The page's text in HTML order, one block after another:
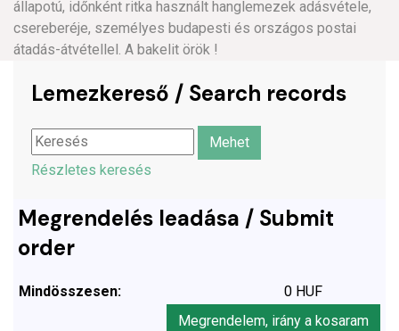
állapotú, időnként ritka használt hanglemezek adásvétele,
csereberéje, személyes budapesti és országos postai
átadás-átvétellel. A bakelit örök !
Lemezkereső / Search records
Részletes keresés
Megrendelés leadása / Submit
order
Mindösszesen:
0 HUF
Megrendelem, irány a kosaram